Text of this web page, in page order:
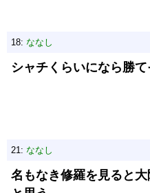
18: ななし
シャチくらいになら勝て
21: ななし
名もなき修羅を見ると